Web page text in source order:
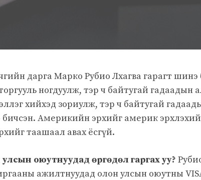
дарга Марко Рубио Лхагва гарагт шинэ
ногдуулж, тэр ч байтугай гадаадын
хийхэд зориулж, тэр ч байтугай
Америкийн эрхийг америк
таашаал авах ёсгүй.
оюутнуудад өргөдөл гаргах уу?
ажилтнуудад олон улсын оюутны